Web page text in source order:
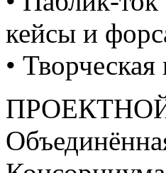
кейсы и
•